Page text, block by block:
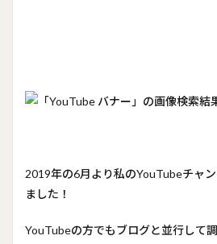
2019年の6月より私のYouTubeチャ
ました！
YouTubeの方でもブログと並行して